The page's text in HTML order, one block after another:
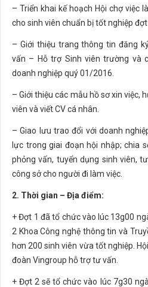
– Triển khai kế hoạch Hội chợ việc
cho sinh viên chuẩn bị tốt nghiệp đợt
– Giới thiệu trang thông tin đăng
vấn – Hỗ trợ Sinh viên trường và
doanh nghiệp quý 01/2016.
– Giới thiệu các mẫu hồ sơ xin việc,
viên và viết CV cá nhân.
– Giao lưu trao đổi với doanh
lực trong giai đoạn hội nhập; chia
phỏng vấn, tuyển dụng sinh viên,
công sở cho người đi làm việc.
2. Thời gian – Địa điểm:
+ Đợt 1 đã tổ chức vào lúc 13g00
2 Khoa Công nghệ thông tin và
hơn 200 sinh viên vừa tốt nghiệp.
đoàn Vingroup hỗ trợ tư vấn.
+ Đợt 2 sẽ tổ chức vào lúc 7g30